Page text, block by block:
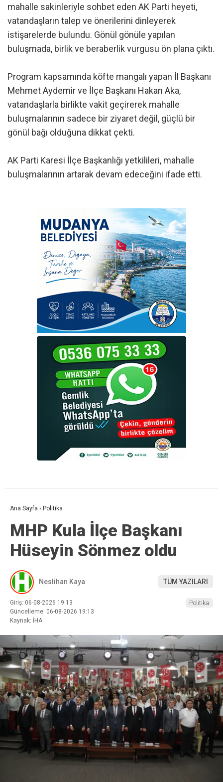
mahalle sakinleriyle sohbet eden AK Parti heyeti,
vatandaşların talep ve önerilerini dinleyerek
istişarelerde bulundu. Gönül gönüle yapılan
buluşmada, birlik ve beraberlik vurgusu ön plana çıktı.
Program kapsamında köfte mangalı yapan İl Başkanı
Mehmet Aydemir ve İlçe Başkanı Hakan Aka,
vatandaşlarla birlikte vakit geçirerek mahalle
buluşmalarının sadece bir ziyaret değil, güçlü bir
gönül bağı olduğuna dikkat çekti.
AK Parti Karesi İlçe Başkanlığı yetkilileri, mahalle
buluşmalarının artarak devam edeceğini ifade etti.
Ana Sayfa › Politika
MHP Kula İlçe Başkanı
Hüseyin Sönmez oldu
Neslihan Kaya TÜM YAZILARI
Giriş: 06-08-2026 19:13
Güncelleme: 06-08-2026 19:13
Kaynak: İHA
Politika